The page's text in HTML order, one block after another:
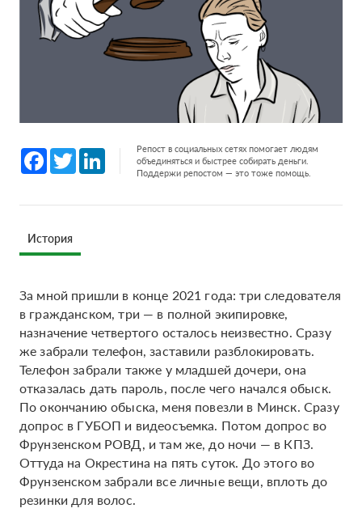
Facebook
Twitter LinkedInРепост в социальных сетях помогает людям
объединяться и быстрее собирать деньги.
Поддержи репостом — это тоже помощь.
История
За мной пришли в конце 2021 года: три следователя
в гражданском, три — в полной экипировке,
назначение четвертого осталось неизвестно. Сразу
же забрали телефон, заставили разблокировать.
Телефон забрали также у младшей дочери, она
отказалась дать пароль, после чего начался обыск.
По окончанию обыска, меня повезли в Минск. Сразу
допрос в ГУБОП и видеосъемка. Потом допрос во
Фрунзенском РОВД, и там же, до ночи — в КПЗ.
Оттуда на Окрестина на пять суток. До этого во
Фрунзенском забрали все личные вещи, вплоть до
резинки для волос.